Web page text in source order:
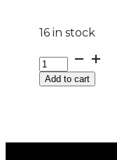
16 in stock
KAM.
GUMA
HANKOOK
Add to cart